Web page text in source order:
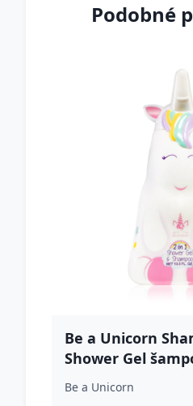
Podobné
Be a Unicorn
Shower Gel
gél pre deti 400 ml
Be a Unicorn